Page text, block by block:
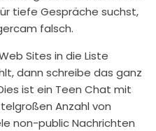
tiefe Gespräche suchst,
falsch.
Sites in die Liste
dann schreibe das ganz
ist ein Teen Chat mit
Anzahl von
non-public Nachrichten